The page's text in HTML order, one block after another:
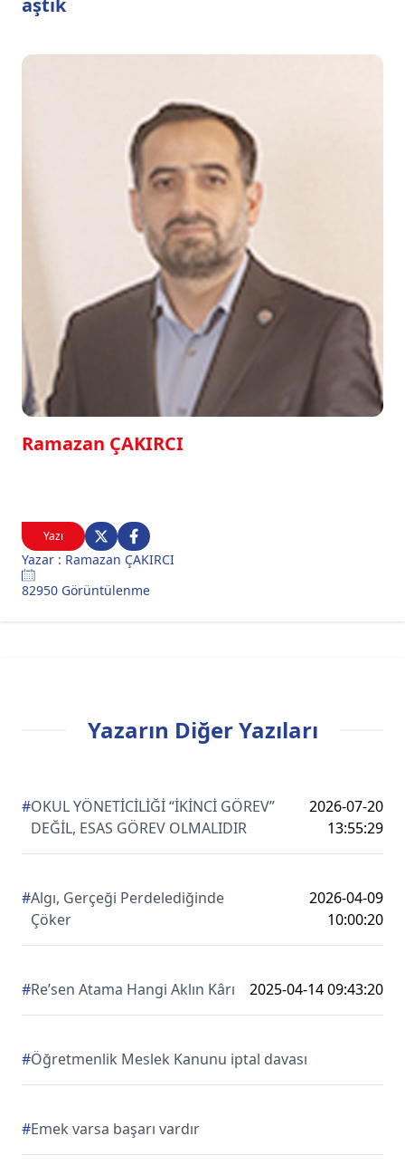
Yazı
Yazar : Ramazan ÇAKIRCI
82950 Görüntülenme
aştık
Ramazan ÇAKIRCI
Yazarın Diğer Yazıları
#OKUL YÖNETİCİLİĞİ “İKİNCİ GÖREV”
DEĞİL, ESAS GÖREV OLMALIDIR
2026-07-20
13:55:29
#Algı, Gerçeği Perdelediğinde
Çöker
2026-04-09
10:00:20
#Re’sen Atama Hangi Aklın Kârı 2025-04-14 09:43:20
#Öğretmenlik Meslek Kanunu iptal davası
#Emek varsa başarı vardır